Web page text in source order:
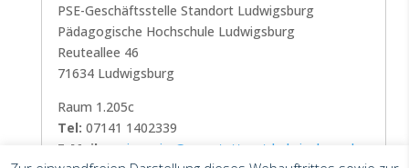
PSE-Geschäftsstelle Standort Ludwigsburg
Pädagogische Hochschule Ludwigsburg
Reuteallee 46
71634 Ludwigsburg
Raum 1.205c
Tel: 07141 1402339
E-Mail:
sopio.meier@pse-stuttgart-ludwigsburg.de